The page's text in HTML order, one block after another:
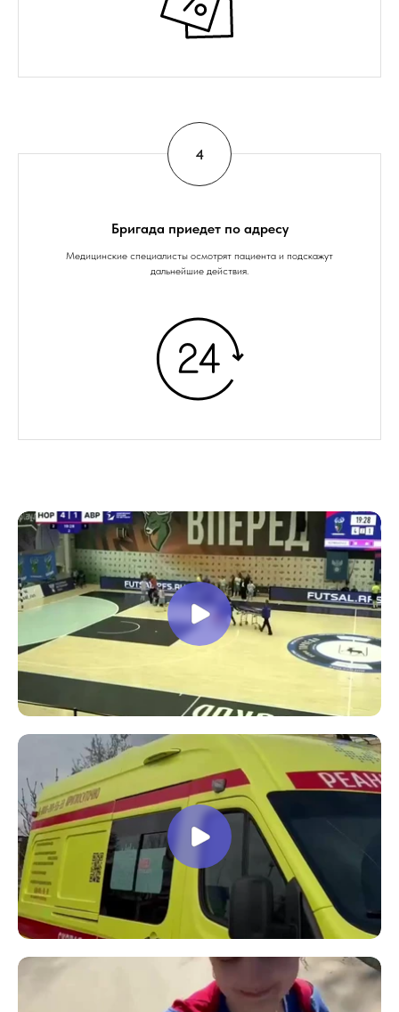
Бригада приедет по адресу
Медицинские специалисты осмотрят пациента и подскажут
дальнейшие действия.